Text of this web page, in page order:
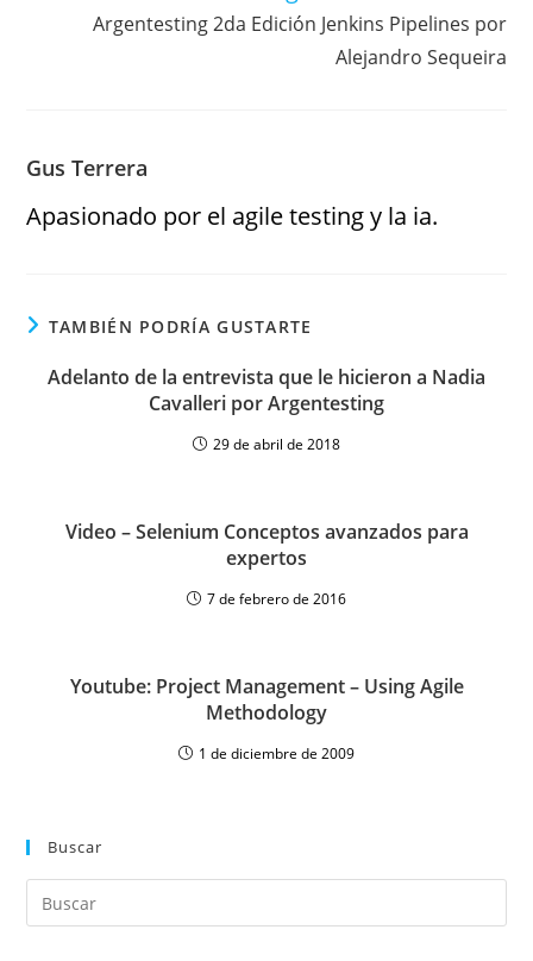
Argentesting 2da Edición Jenkins Pipelines por
Alejandro Sequeira
Gus Terrera
Apasionado por el agile testing y la ia.
TAMBIÉN PODRÍA GUSTARTE
Adelanto de la entrevista que le hicieron a Nadia
Cavalleri por Argentesting
29 de abril de 2018
Video – Selenium Conceptos avanzados para
expertos
7 de febrero de 2016
Youtube: Project Management – Using Agile
Methodology
1 de diciembre de 2009
Buscar